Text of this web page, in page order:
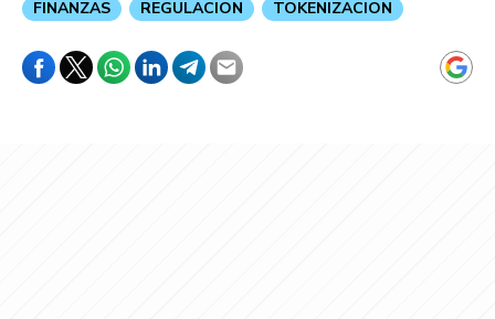
FINANZAS REGULACION TOKENIZACION